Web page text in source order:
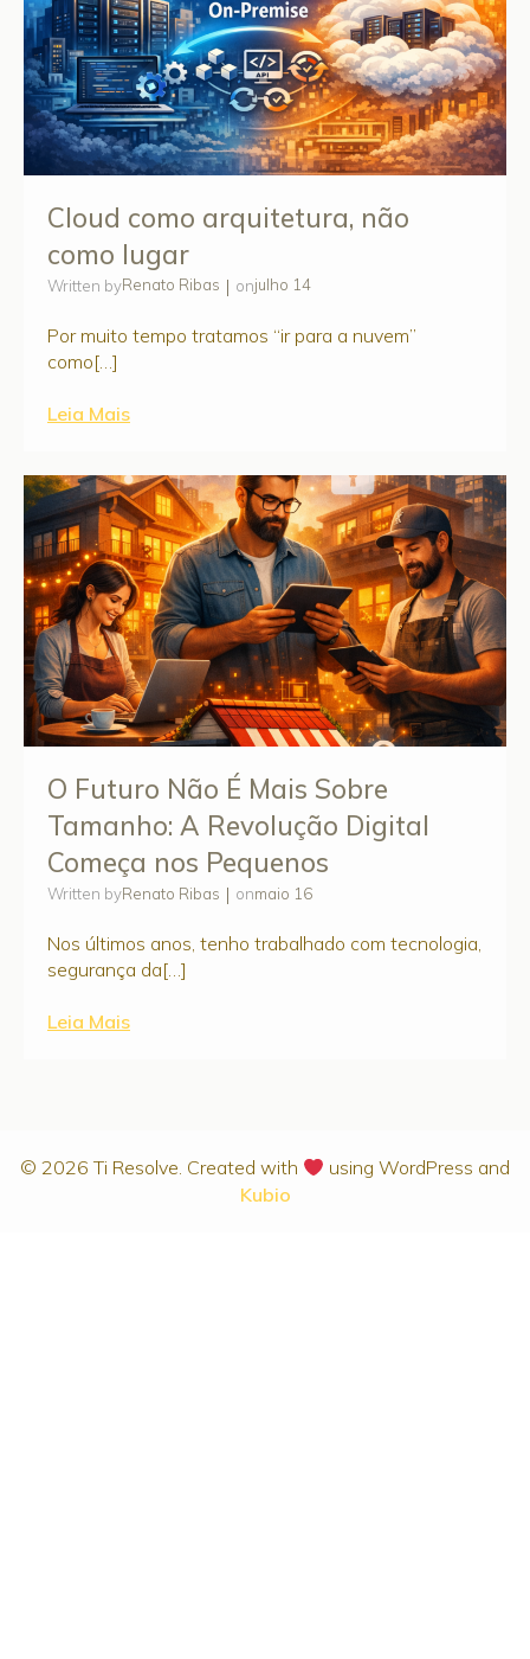
Cloud como arquitetura, não
como lugar
Written byRenato Ribas | onjulho 14
Por muito tempo tratamos “ir para a nuvem”
como[…]
Leia Mais
O Futuro Não É Mais Sobre
Tamanho: A Revolução Digital
Começa nos Pequenos
Written byRenato Ribas | onmaio 16
Nos últimos anos, tenho trabalhado com tecnologia,
segurança da[…]
Leia Mais
© 2026 Ti Resolve. Created with
using WordPress and
Kubio